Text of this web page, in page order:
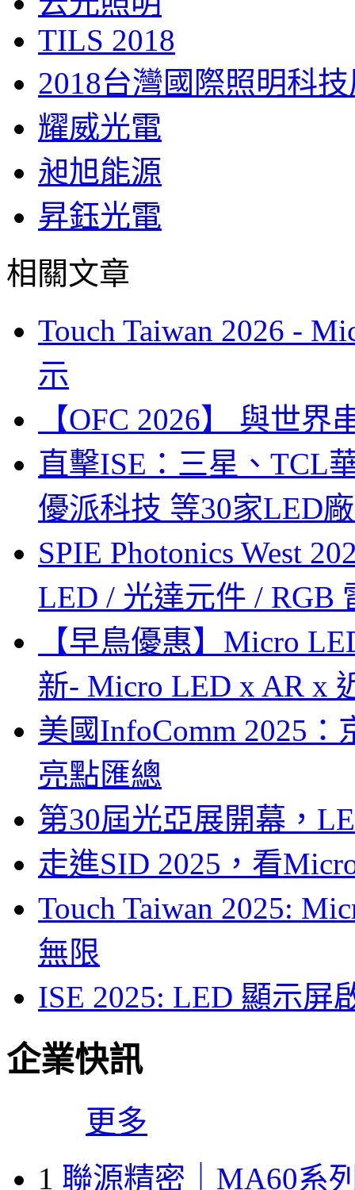
TILS 2018
2018台灣國際照明科
耀威光電
昶旭能源
昇鈺光電
相關文章
Touch Taiwan 2026 -
示
【OFC 2026】 與世界
直擊ISE：三星、TCL
優派科技 等30家LED
SPIE Photonics West
LED / 光達元件 / RGB
【早鳥優惠】Micro
新- Micro LED x AR x
美國InfoComm 2025
亮點匯總
第30屆光亞展開幕，
走進SID 2025，看
Touch Taiwan 2025:
無限
ISE 2025: LED 顯示屏
企業快訊
更多
1 聯源精密｜MA60系